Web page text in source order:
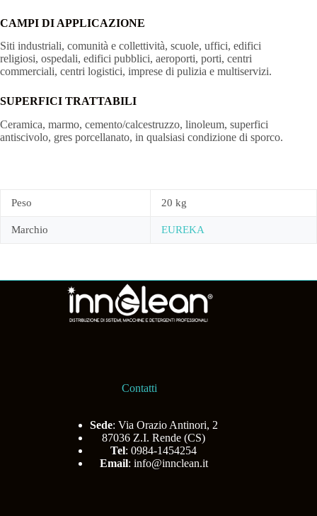
CAMPI DI APPLICAZIONE
Siti industriali, comunità e collettività, scuole, uffici, edifici
religiosi, ospedali, edifici pubblici, aeroporti, porti, centri
commerciali, centri logistici, imprese di pulizia e multiservizi.
SUPERFICI TRATTABILI
Ceramica, marmo, cemento/calcestruzzo, linoleum, superfici
antiscivolo, gres porcellanato, in qualsiasi condizione di sporco.
Peso 20 kg
Marchio EUREKA
Contatti
Sede: Via Orazio Antinori, 2
87036 Z.I. Rende (CS)
Tel: 0984-1454254
Email: info@innclean.it